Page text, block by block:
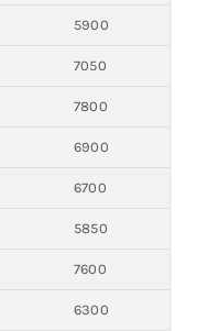
5900
7050
7800
6900
6700
5850
7600
6300